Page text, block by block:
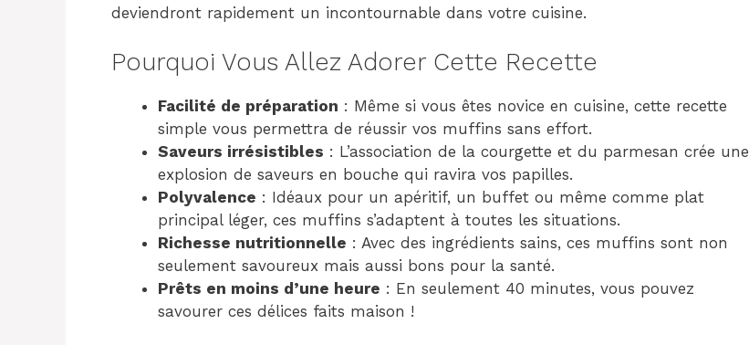
deviendront rapidement un incontournable dans votre cuisine.
Pourquoi Vous Allez Adorer Cette Recette
Facilité de préparation : Même si vous êtes novice en cuisine, cette recette
simple vous permettra de réussir vos muffins sans effort.
Saveurs irrésistibles : L’association de la courgette et du parmesan crée une
explosion de saveurs en bouche qui ravira vos papilles.
Polyvalence : Idéaux pour un apéritif, un buffet ou même comme plat
principal léger, ces muffins s’adaptent à toutes les situations.
Richesse nutritionnelle : Avec des ingrédients sains, ces muffins sont non
seulement savoureux mais aussi bons pour la santé.
Prêts en moins d’une heure : En seulement 40 minutes, vous pouvez
savourer ces délices faits maison !